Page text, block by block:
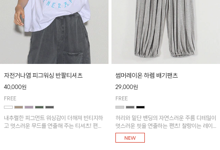
자전거나염 피그워싱 반팔티셔츠
40,000원
FREE
내추럴한 피그먼트 워싱감이 더해져 빈티지하
고 멋스러운 무드를 연출해 주는 티셔츠! 편안
썸머레이온 하렘 배기팬츠
29,000원
FREE
허리와 밑단 밴딩의 자연스러운 주름 디테일이
멋스러운 핏을 연출하는 팬츠! 찰랑이는 레이
온 소재로 가볍고 시원하게 착용되며, 여유로
운 실루엣으로 활동성이 좋아 데일리 하게 즐